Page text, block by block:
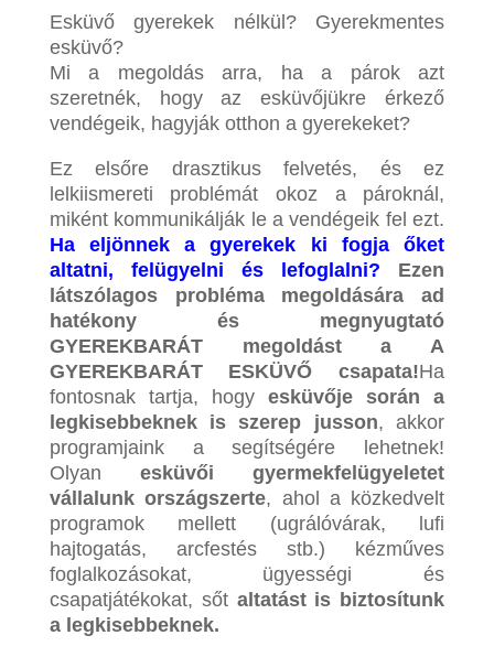
Esküvő gyerekek nélkül? Gyerekmentes
esküvő?
Mi a megoldás arra, ha a párok azt
szeretnék, hogy az esküvőjükre érkező
vendégeik, hagyják otthon a gyerekeket?
Ez elsőre drasztikus felvetés, és ez
lelkiismereti problémát okoz a pároknál,
miként kommunikálják le a vendégeik fel ezt.
Ha eljönnek a gyerekek ki fogja őket
altatni, felügyelni és lefoglalni? Ezen
látszólagos probléma megoldására ad
hatékony és megnyugtató
GYEREKBARÁT megoldást a A
GYEREKBARÁT ESKÜVŐ csapata!Ha
fontosnak tartja, hogyesküvője során a
legkisebbeknek is szerep jusson, akkor
programjaink a segítségére lehetnek!
Olyan esküvői gyermekfelügyeletet
vállalunk országszerte, ahol a közkedvelt
programok mellett (ugrálóvárak, lufi
hajtogatás, arcfestés stb.) kézműves
foglalkozásokat, ügyességi és
csapatjátékokat, sőt altatást is biztosítunk
a legkisebbeknek.